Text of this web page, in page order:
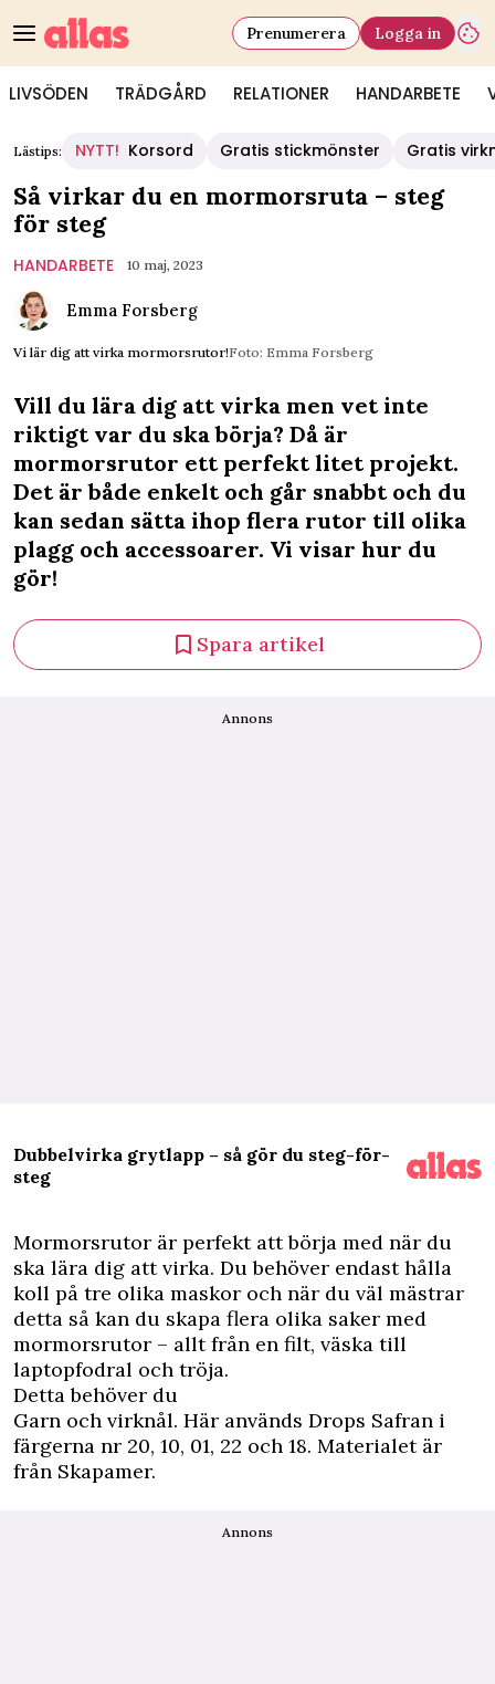
LIVSÖDEN TRÄDGÅRD RELATIONER HANDARBETE
Prenumerera Logga in
Lästips: NYTT! Korsord Gratis stickmönster Gratis
Så virkar du en mormorsruta – steg
för steg
HANDARBETE 10 maj, 2023
Emma Forsberg
Vi lär dig att virka mormorsrutor!Foto: Emma Forsberg
Vill du lära dig att virka men vet inte
riktigt var du ska börja? Då är
mormorsrutor ett perfekt litet projekt.
Det är både enkelt och går snabbt och du
kan sedan sätta ihop flera rutor till olika
plagg och accessoarer. Vi visar hur du
gör!
Spara artikel
Annons
Dubbelvirka grytlapp – så gör du steg-för-
steg
Mormorsrutor är perfekt att börja med när du
ska lära dig att virka. Du behöver endast hålla
koll på tre olika maskor och när du väl mästrar
detta så kan du skapa flera olika saker med
mormorsrutor – allt från en filt, väska till
laptopfodral och tröja.
Detta behöver du
Garn och virknål. Här används Drops Safran i
färgerna nr 20, 10, 01, 22 och 18. Materialet är
från Skapamer.
Annons